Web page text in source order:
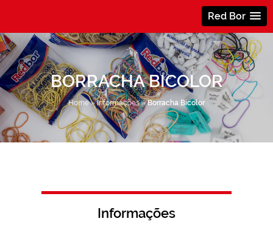
Red Bor
BORRACHA BICOLOR
Home»Informações »Borracha Bicolor
Informações